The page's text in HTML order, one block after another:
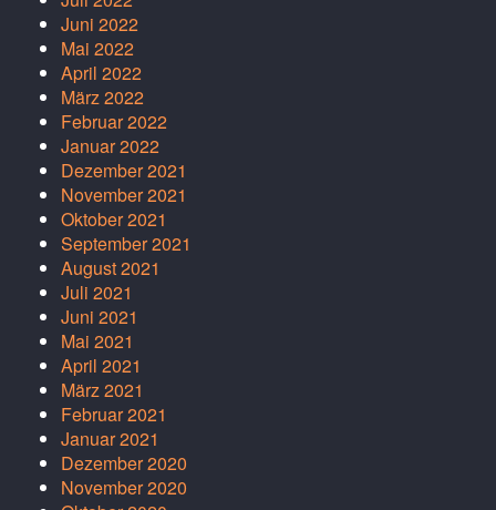
Juni 2022
Mai 2022
April 2022
März 2022
Februar 2022
Januar 2022
Dezember 2021
November 2021
Oktober 2021
September 2021
August 2021
Juli 2021
Juni 2021
Mai 2021
April 2021
März 2021
Februar 2021
Januar 2021
Dezember 2020
November 2020